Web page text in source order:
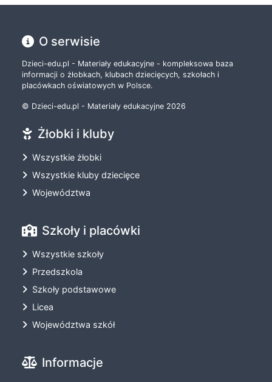
O serwisie
Dzieci-edu.pl - Materiały edukacyjne - kompleksowa baza
informacji o żłobkach, klubach dziecięcych, szkołach i
placówkach oświatowych w Polsce.
© Dzieci-edu.pl - Materiały edukacyjne 2026
Żłobki i kluby
Wszystkie żłobki
Wszystkie kluby dziecięce
Województwa
Szkoły i placówki
Wszystkie szkoły
Przedszkola
Szkoły podstawowe
Licea
Województwa szkół
Informacje